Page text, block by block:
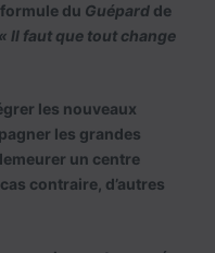
du Guépard de
« Il faut que tout change
les nouveaux
les grandes
un centre
contraire, d’autres